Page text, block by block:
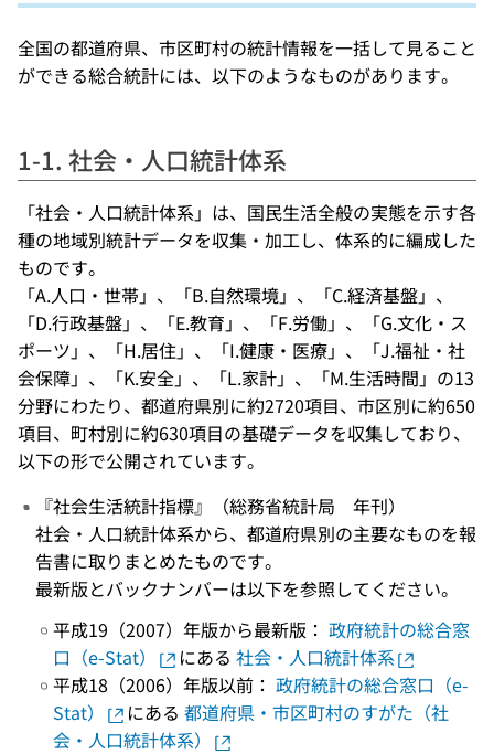
全国の都道府県、市区町村の統計情報を一括して見ること
ができる総合統計には、以下のようなものがあります。
1-1. 社会・人口統計体系
「社会・人口統計体系」は、国民生活全般の実態を示す各
種の地域別統計データを収集・加工し、体系的に編成した
ものです。
「A.人口・世帯」、「B.自然環境」、「C.経済基盤」、
「D.行政基盤」、「E.教育」、「F.労働」、「G.文化・ス
ポーツ」、「H.居住」、「I.健康・医療」、「J.福祉・社
会保障」、「K.安全」、「L.家計」、「M.生活時間」の13
分野にわたり、都道府県別に約2720項目、市区別に約650
項目、町村別に約630項目の基礎データを収集しており、
以下の形で公開されています。
『社会生活統計指標』（総務省統計局 年刊）
社会・人口統計体系から、都道府県別の主要なものを報
告書に取りまとめたものです。
最新版とバックナンバーは以下を参照してください。
平成19（2007）年版から最新版： 政府統計の総合窓
口（e-Stat）
にある 社会・人口統計体系
平成18（2006）年版以前： 政府統計の総合窓口（e-
Stat）
にある 都道府県・市区町村のすがた（社
会・人口統計体系）